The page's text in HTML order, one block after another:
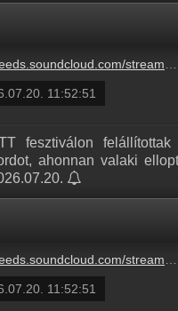
2364256454-radio1hungary-4-hatborzongato-felfedezest-tett-egy-amerikai-csalad-egy-airbnb-szallason-4.mp3
11:52:51
fesztiválon felállítottak
ahonnan valaki
radio1hungary-5-az-efott-fesztivalon-felallitottak-egy-jotekonysagi-guinness-rekordot-ahonnan-valaki-ellopta-a-hangtechnika-egy-reszet-5.mp3
11:52:51